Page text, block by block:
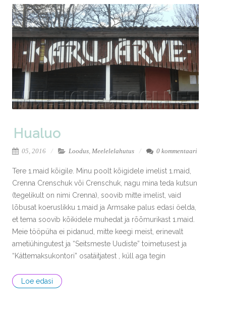
Hualuo
05, 2016 Loodus, Meelelelahutus 0 kommentaari
Tere 1.maid kõigile. Minu poolt kõigidele imelist 1.maid,
Crenna Crenschuk või Crenschuk, nagu mina teda kutsun
(tegelikult on nimi Crenna), soovib mitte imelist, vaid
lõbusat koeruslikku 1.maid ja Armsake palus edasi öelda,
et tema soovib kõikidele muhedat ja rõõmurikast 1.maid.
Meie tööpüha ei pidanud, mitte keegi meist, erinevalt
ametiühingutest ja “Seitsmeste Uudiste” toimetusest ja
“Kättemaksukontori” osatäitjatest , küll aga tegin
Loe edasi